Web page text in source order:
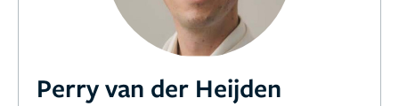
Perry van der Heijden